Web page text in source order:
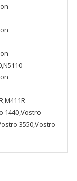
1440,Vostro
3550,Vostro